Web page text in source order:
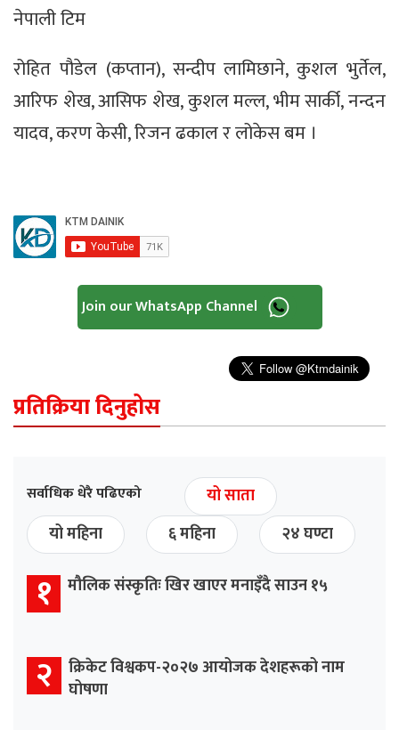
नेपाली टिम
रोहित पौडेल (कप्तान), सन्दीप लामिछाने, कुशल भुर्तेल,
आरिफ शेख, आसिफ शेख, कुशल मल्ल, भीम सार्की, नन्दन
यादव, करण केसी, रिजन ढकाल र लोकेस बम ।
Join our WhatsApp Channel
प्रतिक्रिया दिनुहोस
सर्वाधिक धेरै पढिएको
यो साता
यो महिना
६ महिना २४ घण्टा
१ मौलिक संस्कृतिः खिर खाएर मनाइँदै साउन १५
२
क्रिकेट विश्वकप-२०२७ आयोजक देशहरूको नाम
घोषणा